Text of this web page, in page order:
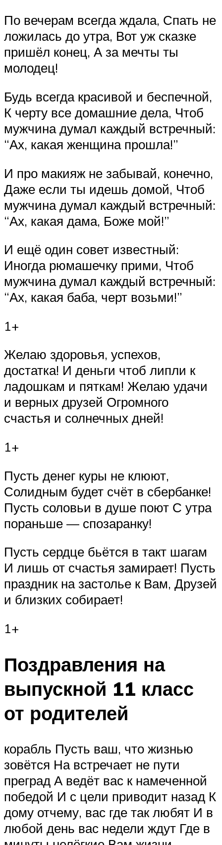
По вечерам всегда ждала, Спать не
ложилась до утра, Вот уж сказке
пришёл конец, А за мечты ты
молодец!
Будь всегда красивой и беспечной,
К черту все домашние дела, Чтоб
мужчина думал каждый встречный:
“Ах, какая женщина прошла!”
И про макияж не забывай, конечно,
Даже если ты идешь домой, Чтоб
мужчина думал каждый встречный:
“Ах, какая дама, Боже мой!”
И ещё один совет известный:
Иногда рюмашечку прими, Чтоб
мужчина думал каждый встречный:
“Ах, какая баба, черт возьми!”
1+
Желаю здоровья, успехов,
достатка! И деньги чтоб липли к
ладошкам и пяткам! Желаю удачи
и верных друзей Огромного
счастья и солнечных дней!
1+
Пусть денег куры не клюют,
Солидным будет счёт в сбербанке!
Пусть соловьи в душе поют С утра
пораньше — спозаранку!
Пусть сердце бьётся в такт шагам
И лишь от счастья замирает! Пусть
праздник на застолье к Вам, Друзей
и близких собирает!
1+
Поздравления на
выпускной 11 класс
от родителей
корабль Пусть ваш, что жизнью
зовётся На встречает не пути
преград А ведёт вас к намеченной
победой И с цели приводит назад К
дому отчему, вас где так любят И в
любой день вас недели ждут Где в